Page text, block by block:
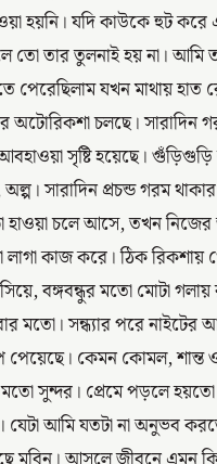
হয়নি। যদি কাউকে হুট
তো তার তুলনাই হয় না। আমি
পেরেছিলাম যখন মাথায়
অটোরিকশা চলছে। সারাদিন
সৃষ্টি হয়েছে।
সারাদিন প্রচন্ড গরম
হাওয়া চলে আসে, তখন
লাগা কাজ করে। ঠিক
বঙ্গবন্ধুর মতো মোটা গলায়
মতো। সন্ধ্যার পরে নাইটের
কেমন কোমল, শান্ত
সুন্দর। প্রেমে পড়লে
যেটা আমি যতটা না অনুভব